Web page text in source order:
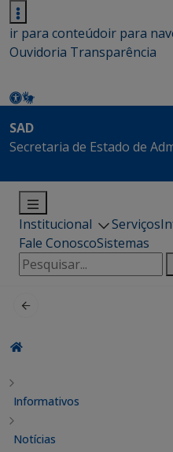
ir para conteúdoir para
Ouvidoria Transparência
SAD
Secretaria de Estado de
Institucional Serviços
Fale ConoscoSistemas
Pesquisar
por:
Informativos
Notícias